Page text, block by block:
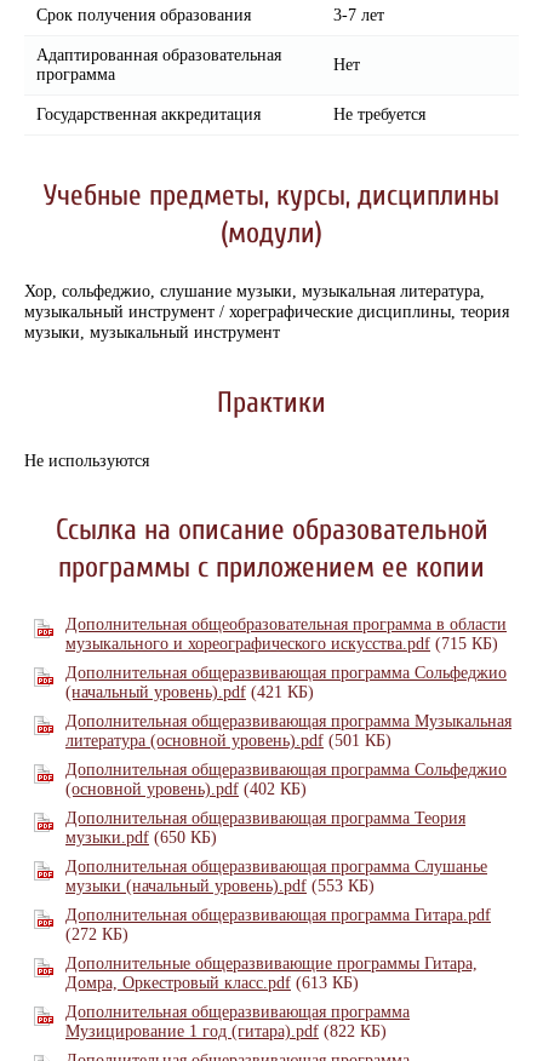
Срок получения образования 3-7 лет
Адаптированная образовательная
программа
Нет
Государственная аккредитация Не требуется
Учебные предметы, курсы, дисциплины
(модули)
Хор, сольфеджио, слушание музыки, музыкальная литература,
музыкальный инструмент / хореграфические дисциплины, теория
музыки, музыкальный инструмент
Практики
Не используются
Ссылка на описание образовательной
программы с приложением ее копии
Дополнительная общеобразовательная программа в области
музыкального и хореографического искусства.pdf (715 КБ)
Дополнительная общеразвивающая программа Сольфеджио
(начальный уровень).pdf (421 КБ)
Дополнительная общеразвивающая программа Музыкальная
литература (основной уровень).pdf (501 КБ)
Дополнительная общеразвивающая программа Сольфеджио
(основной уровень).pdf (402 КБ)
Дополнительная общеразвивающая программа Теория
музыки.pdf (650 КБ)
Дополнительная общеразвивающая программа Слушанье
музыки (начальный уровень).pdf (553 КБ)
Дополнительная общеразвивающая программа Гитара.pdf
(272 КБ)
Дополнительные общеразвивающие программы Гитара,
Домра, Оркестровый класс.pdf (613 КБ)
Дополнительная общеразвивающая программа
Музицирование 1 год (гитара).pdf (822 КБ)